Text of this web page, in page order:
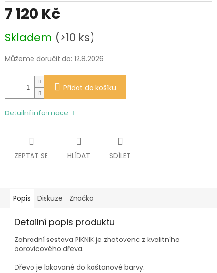
7 120 Kč
cena:
Skladem (>10 ks)
Můžeme doručit do: 12.8.2026
Přidat do košíku
Detailní informace
ZEPTAT SE HLÍDAT SDÍLET
Popis Diskuze Značka
Detailní popis produktu
Zahradní sestava PIKNIK je zhotovena z kvalitního
borovicového dřeva.
Dřevo je lakované do kaštanové barvy.